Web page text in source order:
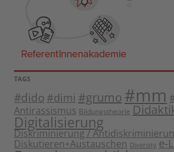
TAGS
#dido #dimi #grumo #mm
Antirassismus Bildungstheorie
Digitalisierung
Diskriminierung /
Diskutieren+Austauschen Diversity e-